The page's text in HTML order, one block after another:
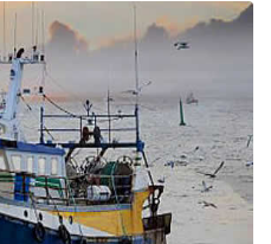
meteo, sorveglianza e
dei siti.